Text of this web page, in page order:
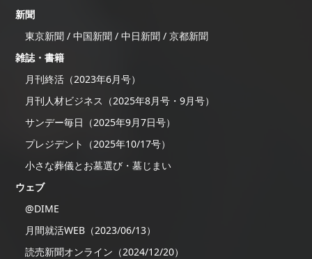
新聞
東京新聞 / 中国新聞 / 中日新聞 / 京都新聞
雑誌・書籍
月刊終活（2023年6月号）
月刊人材ビジネス（2025年8月号・9月号）
サンデー毎日（2025年9月7日号）
プレジデント（2025年10/17号）
小さな葬儀とお墓選び・墓じまい
ウェブ
@DIME
月間就活WEB（2023/06/13）
読売新聞オンライン（2024/12/20）